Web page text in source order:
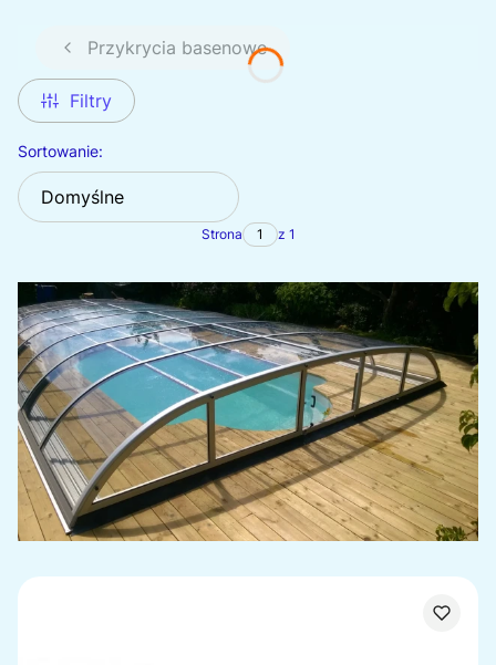
Przykrycia basenowe
Filtry
Lista produktów
Sortowanie:
Domyślne
Strona z 1